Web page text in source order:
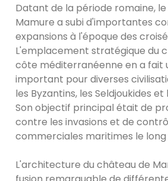
Datant de la période romaine,
Mamure a subi d'importantes
expansions à l'époque des
L'emplacement stratégique du
côte méditerranéenne en a fait
important pour diverses
les Byzantins, les Seldjoukides
Son objectif principal était de
contre les invasions et de
commerciales maritimes le
L'architecture du château de